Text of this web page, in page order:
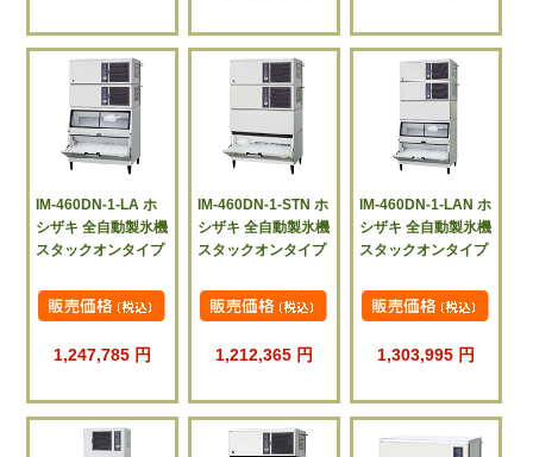
IM-460DN-1-LA ホ
シザキ 全自動製氷機
スタックオンタイプ
1,247,785 円
IM-460DN-1-STN ホ
シザキ 全自動製氷機
スタックオンタイプ
1,212,365 円
IM-460DN-1-LAN ホ
シザキ 全自動製氷機
スタックオンタイプ
1,303,995 円